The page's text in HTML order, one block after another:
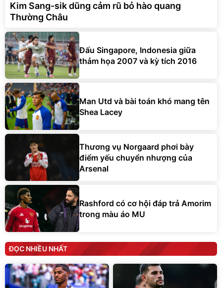
Kim Sang-sik dũng cảm rũ bỏ hào quang
Thường Châu
Đấu Singapore, Indonesia giữa
thảm họa 2007 và kỳ tích 2016
Man Utd và bài toán khó mang tên
Shea Lacey
Thương vụ Norgaard phơi bày
điểm yếu chuyển nhượng của
Arsenal
Rashford có cơ hội đáp trả Amorim
trong màu áo MU
ĐỌC NHIỀU NHẤT